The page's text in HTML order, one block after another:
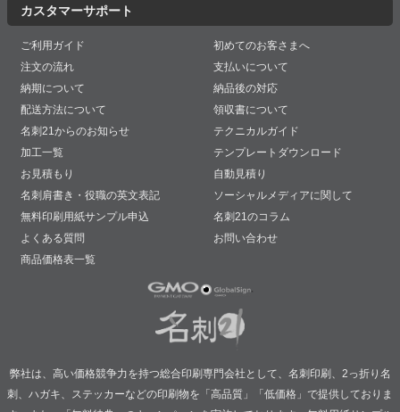
カスタマーサポート
ご利用ガイド
初めてのお客さまへ
注文の流れ
支払いについて
納期について
納品後の対応
配送方法について
領収書について
名刺21からのお知らせ
テクニカルガイド
加工一覧
テンプレートダウンロード
お見積もり
自動見積り
名刺肩書き・役職の英文表記
ソーシャルメディアに関して
無料印刷用紙サンプル申込
名刺21のコラム
よくある質問
お問い合わせ
商品価格表一覧
弊社は、高い価格競争力を持つ総合印刷専門会社として、名刺印刷、2っ折り名
刺、ハガキ、ステッカーなどの印刷物を「高品質」「低価格」で提供しておりま